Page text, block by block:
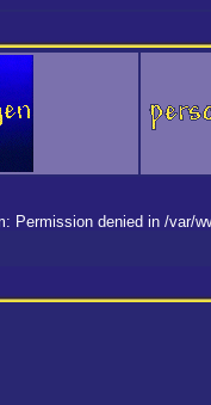
Permission denied in /var/